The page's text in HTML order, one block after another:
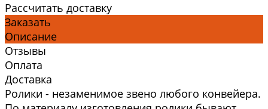
Рассчитать доставку
Заказать
Описание
Отзывы
Оплата
Доставка
Ролики - незаменимое звено любого конвейера.